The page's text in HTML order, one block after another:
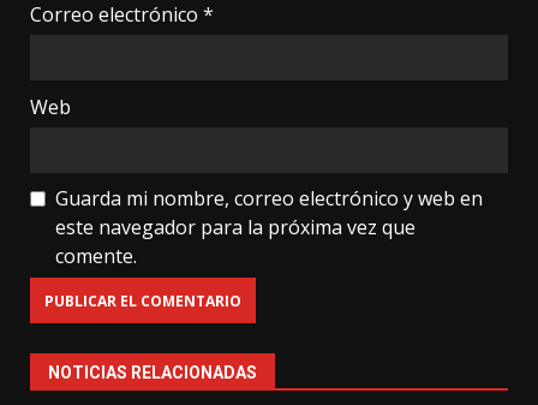
Correo electrónico *
Web
Guarda mi nombre, correo electrónico y web en
este navegador para la próxima vez que
comente.
NOTICIAS RELACIONADAS